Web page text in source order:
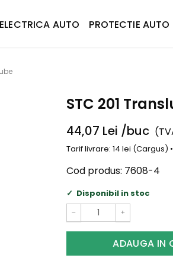
ELECTRICA AUTO PROTECTIE AUTO
STC 201
44,07 Lei /buc
Tarif livrare: 14 lei (Cargus)
Cod produs: 7608-4
Disponibil in stoc
− +
ADAUGA IN